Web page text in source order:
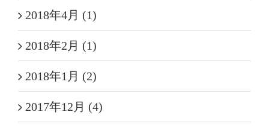
2018年4月 (1)
2018年2月 (1)
2018年1月 (2)
2017年12月 (4)